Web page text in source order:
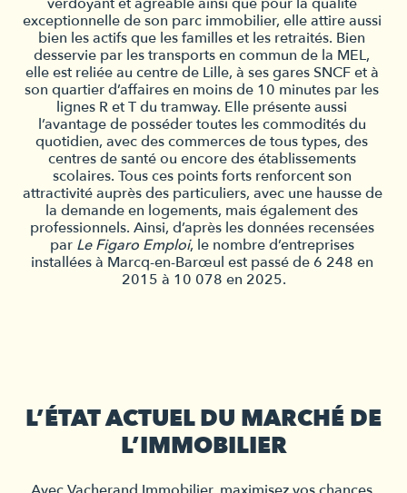
exceptionnelle de son parc immobilier, elle attire aussi
bien les actifs que les familles et les retraités. Bien
desservie par les transports en commun de la MEL,
elle est reliée au centre de Lille, à ses gares SNCF et à
son quartier d’affaires en moins de 10 minutes par les
lignes R et T du tramway. Elle présente aussi
l’avantage de posséder toutes les commodités du
quotidien, avec des commerces de tous types, des
centres de santé ou encore des établissements
scolaires. Tous ces points forts renforcent son
attractivité auprès des particuliers, avec une hausse de
la demande en logements, mais également des
professionnels. Ainsi, d’après les données recensées
par Le Figaro Emploi, le nombre d’entreprises
installées à Marcq-en-Barœul est passé de 6 248 en
2015 à 10 078 en 2025.
L’ÉTAT ACTUEL DU MARCHÉ DE
L’IMMOBILIER